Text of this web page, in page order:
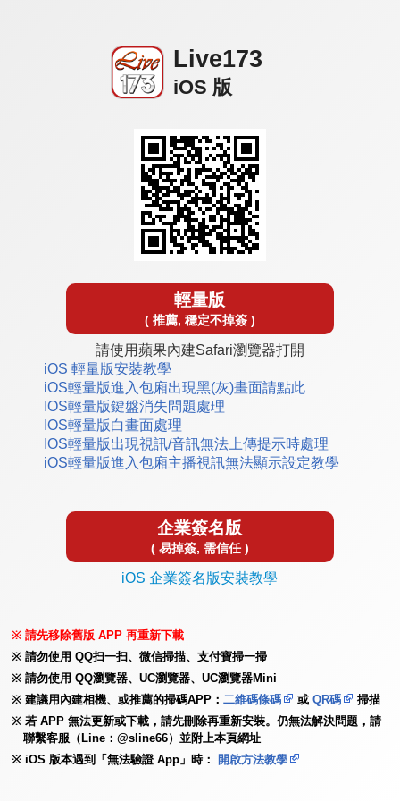
Live173
iOS 版
輕量版
( 推薦, 穩定不掉簽 )
請使用蘋果內建Safari瀏覽器打開
iOS 輕量版安裝教學
iOS輕量版進入包廂出現黑(灰)畫面請點此
IOS輕量版鍵盤消失問題處理
IOS輕量版白畫面處理
IOS輕量版出現視訊/音訊無法上傳提示時處理
iOS輕量版進入包廂主播視訊無法顯示設定教學
企業簽名版
( 易掉簽, 需信任 )
iOS 企業簽名版安裝教學
請先移除舊版 APP 再重新下載
請勿使用 QQ扫一扫、微信掃描、支付寶掃一掃
請勿使用 QQ瀏覽器、UC瀏覽器、UC瀏覽器Mini
建議用內建相機、或推薦的掃碼APP：二維碼條碼 或QR碼
掃描
若 APP 無法更新或下載，請先刪除再重新安裝。仍無法解決問題，請
聯繫客服（Line：@sline66）並附上本頁網址
iOS 版本遇到「無法驗證 App」時：
開啟方法教學